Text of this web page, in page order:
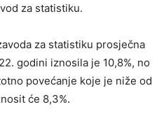
za statistiku.
za statistiku prosječna
godini iznosila je 10,8%, no
povećanje koje je niže od
će 8,3%.